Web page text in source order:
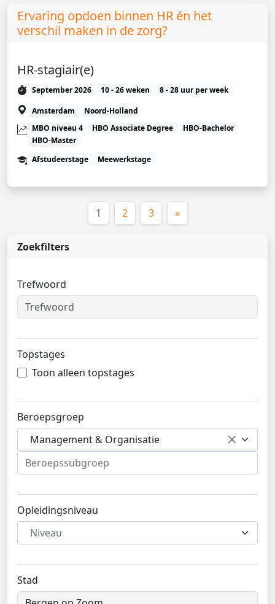
Zoekfilters
Trefwoord
Topstages
Toon alleen topstages
Beroepsgroep
Management & Organisatie
Opleidingsniveau
Niveau
Stad
Ervaring opdoen binnen HR én het
verschil maken in de zorg?
HR-stagiair(e)
September 2026 10 - 26 weken
8 - 28 uur per week
Amsterdam
Noord-Holland
MBO niveau 4
HBO Associate Degree
HBO-Bachelor
HBO-Master
Afstudeerstage
Meewerkstage
1 (huidige)
2 3 »